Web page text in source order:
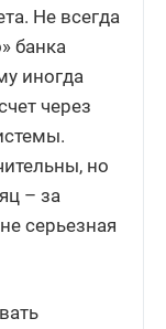
Не всегда
банка
иногда
через
но
– за
серьезная